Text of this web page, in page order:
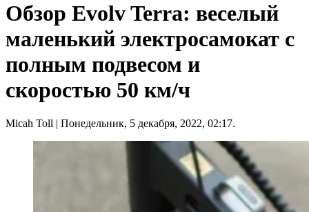
Обзор Evolv Terra: веселый
маленький электросамокат с
полным подвесом и
скоростью 50 км/ч
Micah Toll | Понедельник, 5 декабря, 2022, 02:17.